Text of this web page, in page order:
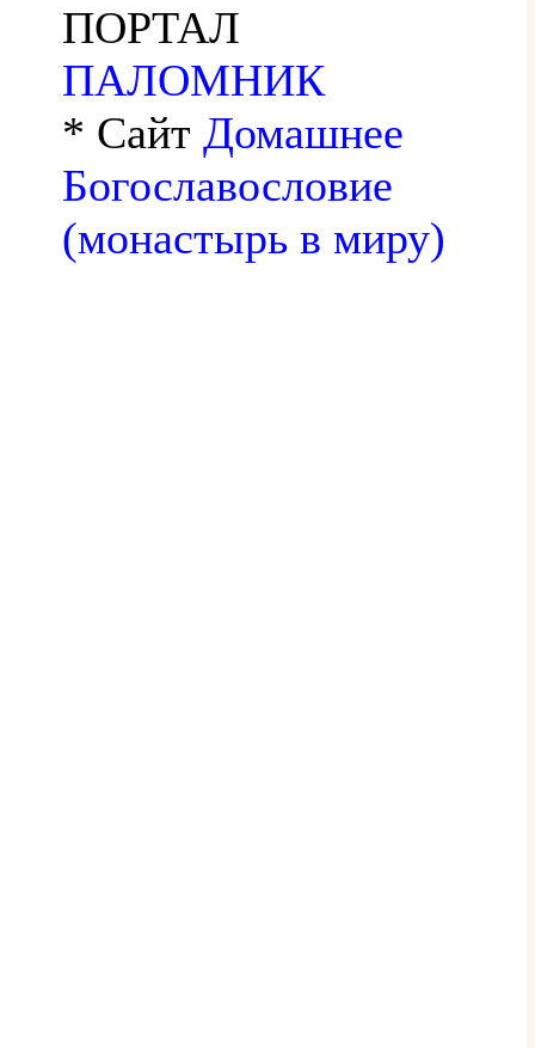
ПОРТАЛ
ПАЛОМНИК
* Сайт Домашнее
Богославословие
(монастырь в миру)